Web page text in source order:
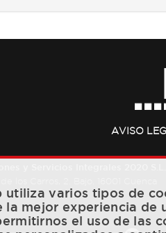
AVISO
utiliza varios tipos de
la mejor experiencia de
el uso de las